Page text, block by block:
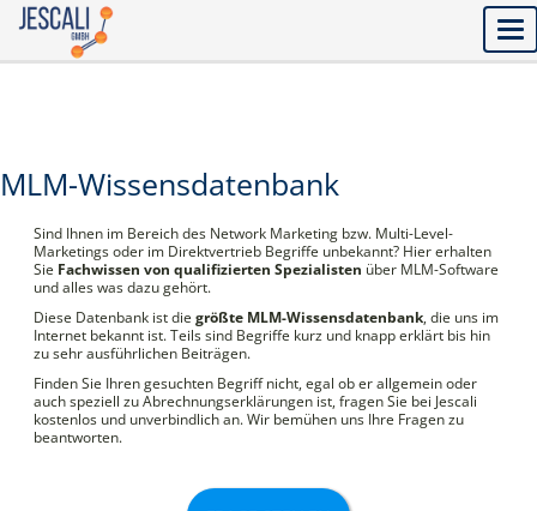
MLM-Wissensdatenbank
Sind Ihnen im Bereich des Network Marketing bzw. Multi-Level-
Marketings oder im Direktvertrieb Begriffe unbekannt? Hier erhalten
Sie Fachwissen von qualifizierten Spezialisten über MLM-Software
und alles was dazu gehört.
Diese Datenbank ist die größte MLM-Wissensdatenbank, die uns im
Internet bekannt ist. Teils sind Begriffe kurz und knapp erklärt bis hin
zu sehr ausführlichen Beiträgen.
Finden Sie Ihren gesuchten Begriff nicht, egal ob er allgemein oder
auch speziell zu Abrechnungserklärungen ist, fragen Sie bei Jescali
kostenlos und unverbindlich an. Wir bemühen uns Ihre Fragen zu
beantworten.